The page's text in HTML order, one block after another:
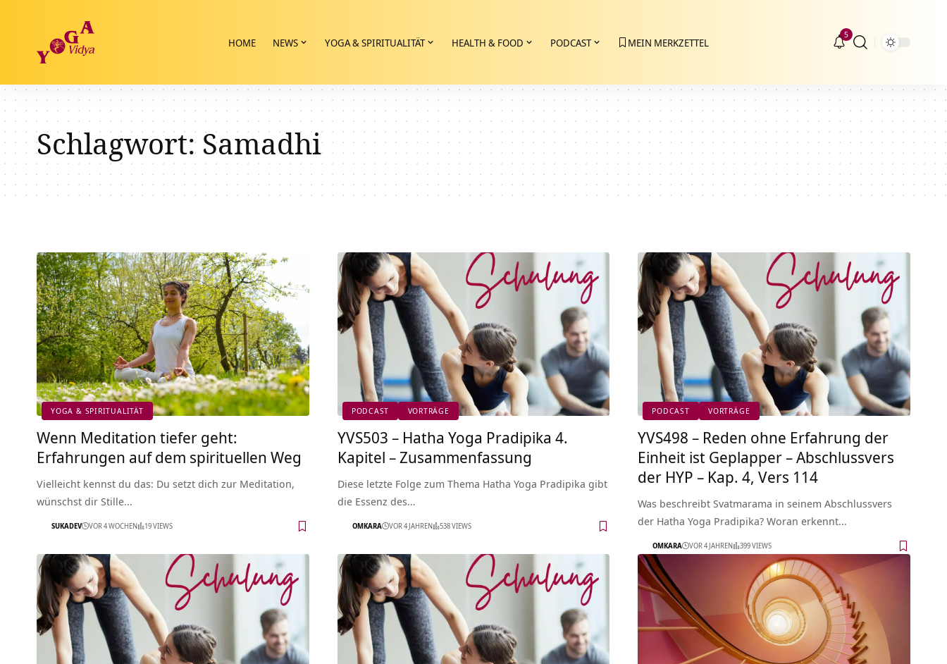
HOME NEWS YOGA & SPIRITUALITÄT HEALTH & FOOD PODCAST MEIN MERKZETTEL
5
Schlagwort: Samadhi
YOGA & SPIRITUALITÄT
Wenn Meditation tiefer geht:
Erfahrungen auf dem spirituellen Weg
Vielleicht kennst du das: Du setzt dich zur Meditation,
wünschst dir Stille…
SUKADEV VOR 4 WOCHEN 19 VIEWS
PODCAST VORTRÄGE
YVS503 – Hatha Yoga Pradipika 4.
Kapitel – Zusammenfassung
Diese letzte Folge zum Thema Hatha Yoga Pradipika gibt
die Essenz des…
OMKARA VOR 4 JAHREN 538 VIEWS
PODCAST VORTRÄGE
YVS498 – Reden ohne Erfahrung der
Einheit ist Geplapper – Abschlussvers
der HYP – Kap. 4, Vers 114
Was beschreibt Svatmarama in seinem Abschlussvers
der Hatha Yoga Pradipika? Woran erkennt…
OMKARA VOR 4 JAHREN 399 VIEWS